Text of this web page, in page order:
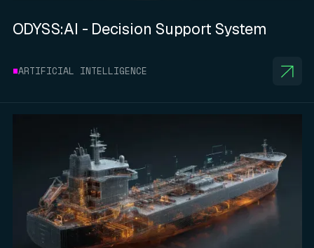
ARTIFICIAL INTELLIGENCE
ODYSS:AI - Decision Support System